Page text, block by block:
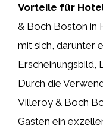
Vorteile für
& Boch Boston in
mit sich, darunter
Erscheinungsbild,
Durch die
Villeroy & Boch
Gästen ein